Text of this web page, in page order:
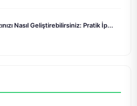
Nasıl Geliştirebilirsiniz: Pratik İp...